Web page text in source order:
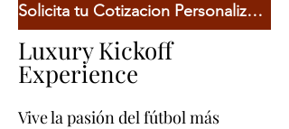
Solicita tu Cotizacion Personalizada
Luxury Kickoff
Experience
Vive la pasión del fútbol más